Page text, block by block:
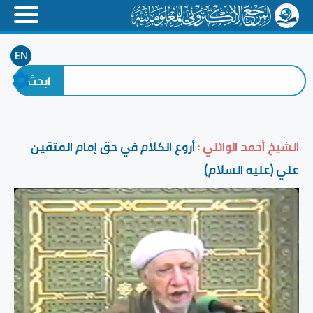
EN
الشيخ أحمد الوائلي :أروع الكلام في حق إمام المتقين
علي (عليه السلام)